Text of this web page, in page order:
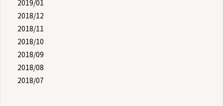
2019/01
2018/12
2018/11
2018/10
2018/09
2018/08
2018/07